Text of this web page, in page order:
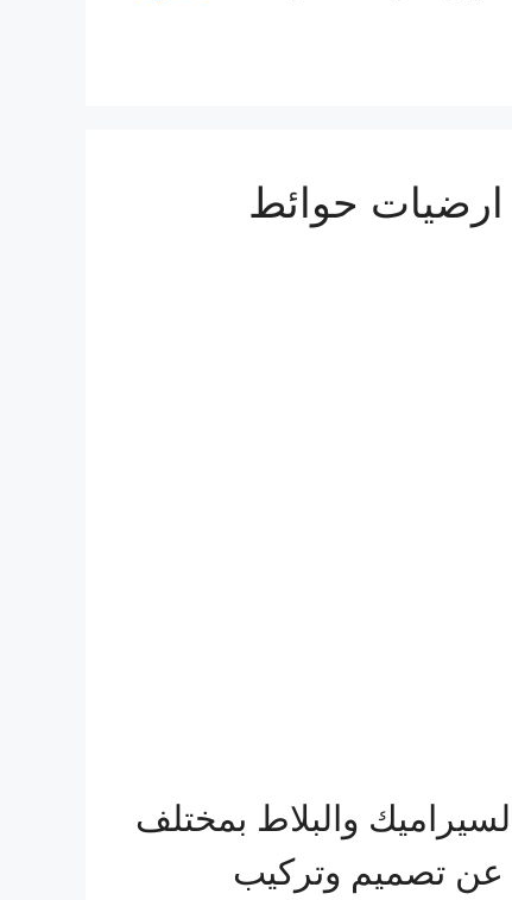
ارضيات حوائط
والبلاط بمختلف
عن تصميم وتركيب